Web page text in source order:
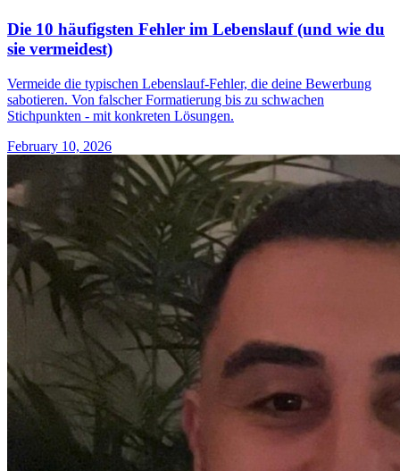
Die 10 häufigsten Fehler im Lebenslauf (und wie du
sie vermeidest)
Vermeide die typischen Lebenslauf-Fehler, die deine Bewerbung
sabotieren. Von falscher Formatierung bis zu schwachen
Stichpunkten - mit konkreten Lösungen.
February 10, 2026